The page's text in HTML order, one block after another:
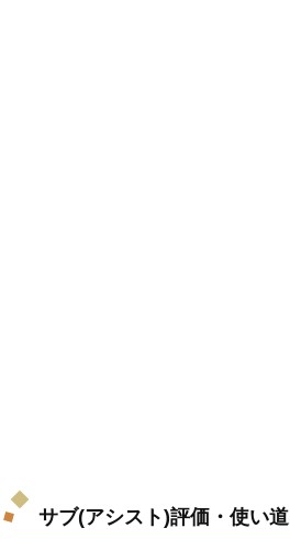
サブ(アシスト)評価・使い道